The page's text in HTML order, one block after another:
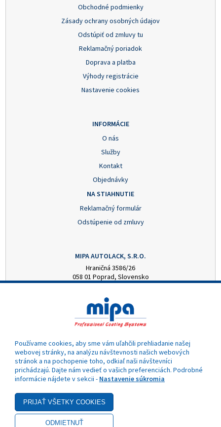
Obchodné podmienky
Zásady ochrany osobných údajov
Odstúpiť od zmluvy tu
Reklamačný poriadok
Doprava a platba
Výhody registrácie
Nastavenie cookies
INFORMÁCIE
O nás
Služby
Kontakt
Objednávky
NA STIAHNUTIE
Reklamačný formulár
Odstúpenie od zmluvy
MIPA AUTOLACK, S.R.O.
Hraničná 3586/26
058 01 Poprad, Slovensko
mipa@autolack.sk
OTVÁRACIE HODINY
Pondelok - Piatok: 8:00 - 16:00 hod.
Používame cookies, aby sme vám uľahčili prehliadanie našej
webovej stránky, na analýzu návštevnosti našich webových
stránok a na pochopenie toho, odkiaľ naši návštevníci
prichádzajú. Dajte nám vedieť o vašich preferenciách. Podrobné
informácie nájdete v sekcii - Nastavenie súkromia